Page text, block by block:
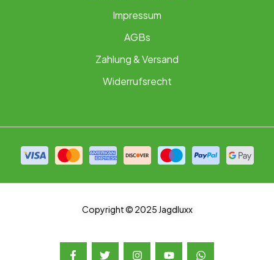
Impressum
AGBs
Zahlung & Versand
Widerrufsrecht
Copyright © 2025 Jagdluxx